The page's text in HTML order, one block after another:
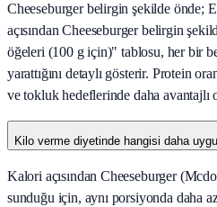
Cheeseburger belirgin şekilde önde;
açısından Cheeseburger belirgin
öğeleri (100 g için)" tablosu, her bir
yarattığını detaylı gösterir. Protein
ve tokluk hedeflerinde daha avantajlı
Kilo verme diyetinde hangisi daha
Kalori açısından Cheeseburger
sunduğu için, aynı porsiyonda daha